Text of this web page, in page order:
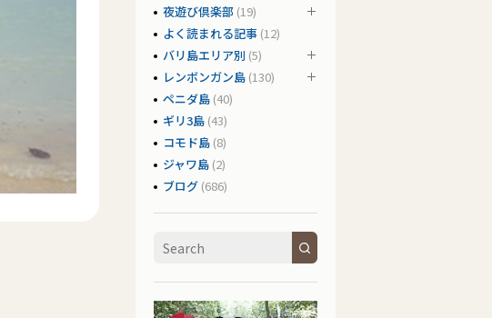
夜遊び倶楽部 (19)
よく読まれる記事 (12)
バリ島エリア別 (5)
レンボンガン島 (130)
ペニダ島 (40)
ギリ3島 (43)
コモド島 (8)
ジャワ島 (2)
ブログ (686)